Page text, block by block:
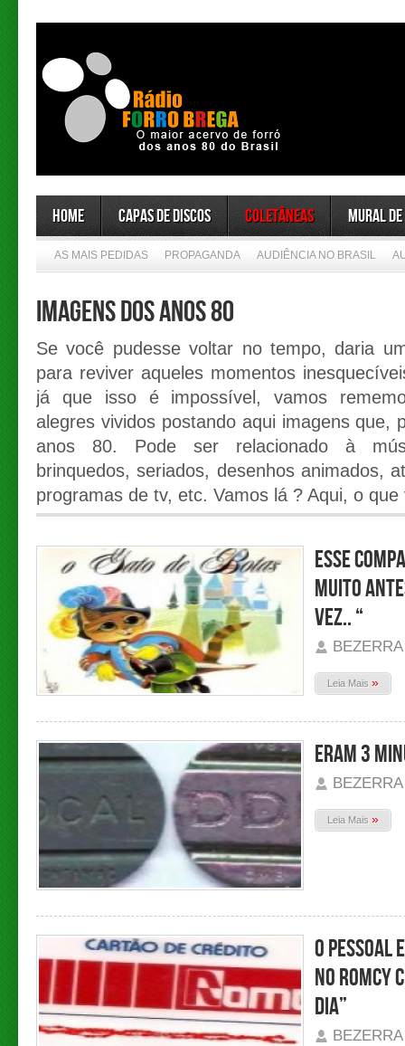
Home Capas de Discos Coletâneas Mural de
AS MAIS PEDIDAS PROPAGANDA AUDIÊNCIA NO BRASIL
Imagens dos anos 80
Se você pudesse voltar no tempo, daria
para reviver aqueles momentos
já que isso é impossível, vamos
alegres vividos postando aqui imagens que,
anos 80. Pode ser relacionado à
brinquedos, seriados, desenhos animados,
programas de tv, etc. Vamos lá ? Aqui, o
Esse
muito
vez.. “
BEZERRA
Leia Mais »
Eram 3
BEZERRA
Leia Mais »
O pessoal
no Romcy
dia”
BEZERRA